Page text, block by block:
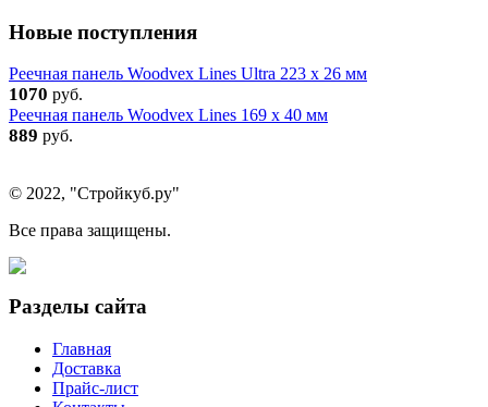
Новые поступления
Реечная панель Woodvex Lines Ultra 223 x 26 мм
1070 руб.
Реечная панель Woodvex Lines 169 x 40 мм
889 руб.
© 2022, "Стройкуб.ру"
Все права защищены.
Разделы сайта
Главная
Доставка
Прайс-лист